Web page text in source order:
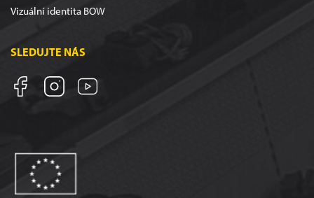
Vizuální identita BOW
SLEDUJTE NÁS